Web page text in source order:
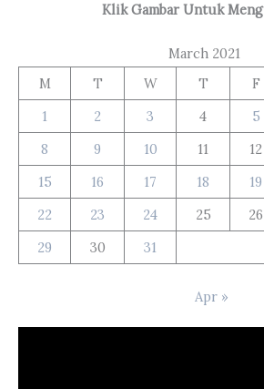
Klik Gambar Untuk
March 2021
M
T W T F
1
2 3 4 5
8
9 10 11 12
15
16 17 18 19
22
23 24 25 26
29
30 31
Apr »